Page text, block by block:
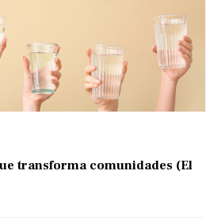
transforma comunidades (El